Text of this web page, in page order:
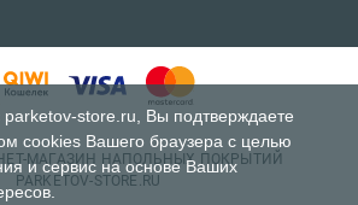
МАГАЗИН НАПОЛЬНЫХ ПОКРЫТИЙ
PARKETOV-STORE.RU
store.ru, Вы подтверждаете
cookies Вашего браузера с целью
и сервис на основе Ваших